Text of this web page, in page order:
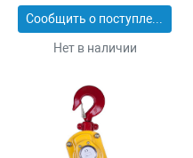
Сообщить о поступлении
Нет в наличии